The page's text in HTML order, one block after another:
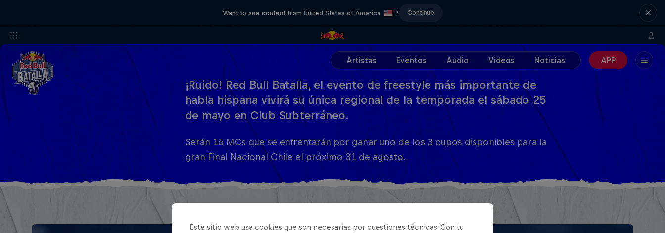
Want to see content from United States of America ? Continue
Artistas Eventos Audio Videos Noticias APP
¡Ruido! Red Bull Batalla, el evento de freestyle más importante de
habla hispana vivirá su única regional de la temporada el sábado 25
de mayo en Club Subterráneo.
Serán 16 MCs que se enfrentarán por ganar uno de los 3 cupos disponibles para la
gran Final Nacional Chile el próximo 31 de agosto.
Este sitio web usa cookies que son necesarias por cuestiones técnicas. Con tu